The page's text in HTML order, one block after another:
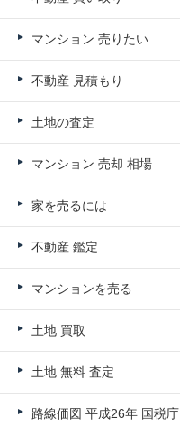
マンション 売りたい
不動産 見積もり
土地の査定
マンション 売却 相場
家を売るには
不動産 鑑定
マンションを売る
土地 買取
土地 無料 査定
路線価図 平成26年 国税庁